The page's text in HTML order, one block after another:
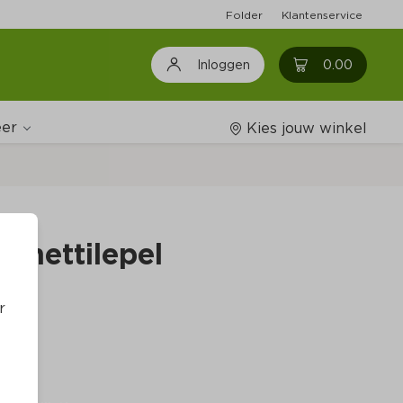
Folder Klantenservice
Inloggen 0.00 0
Kies jouw winkel